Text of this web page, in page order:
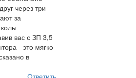
через три
за
вас с ЗП 3,5
- это мягко
в
Ответить